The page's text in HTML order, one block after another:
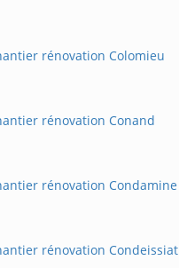
rénovation Colomieu
rénovation Conand
rénovation Condamine
rénovation Condeissiat